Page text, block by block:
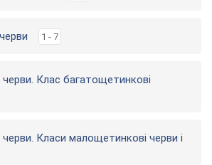
1 - 7
черви. Клас багатощетинкові
черви. Класи малощетинкові черви і